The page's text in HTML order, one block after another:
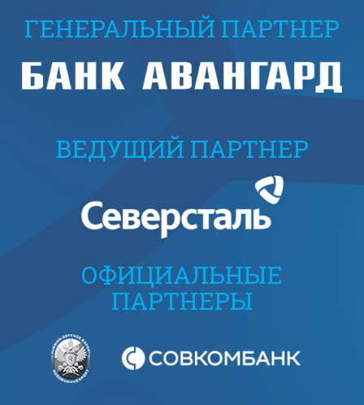
ГЕНЕРАЛЬНЫЙ ПАРТНЕР
ВЕДУЩИЙ ПАРТНЕР
ОФИЦИАЛЬНЫЕ
ПАРТНЕРЫ